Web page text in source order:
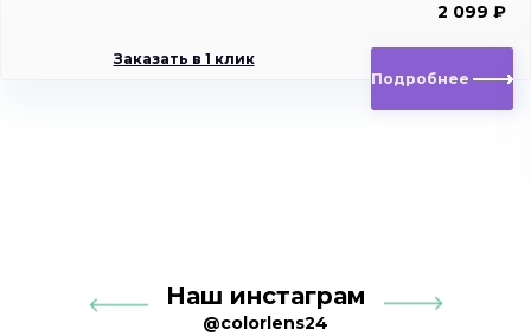
2 099 ₽
Заказать в 1 клик
Подробнее
Наш инстаграм
@colorlens24